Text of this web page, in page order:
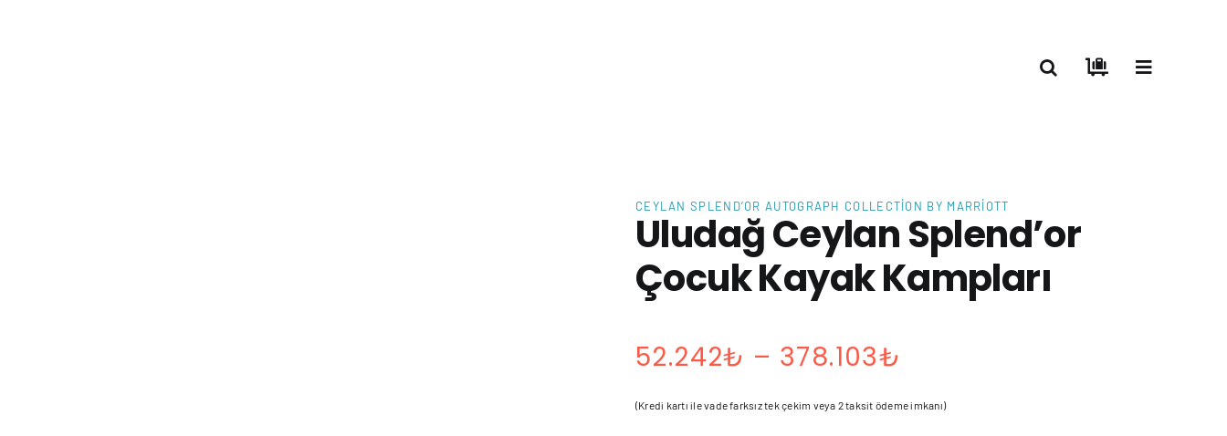
CEYLAN SPLEND’OR AUTOGRAPH COLLECTION BY MARRIOTT
Uludağ Ceylan Splend’or
Çocuk Kayak Kampları
52.242₺ – 378.103₺
aralığı:
(Kredi kartı ile vade farksız tek çekim veya 2 taksit ödeme imkanı)